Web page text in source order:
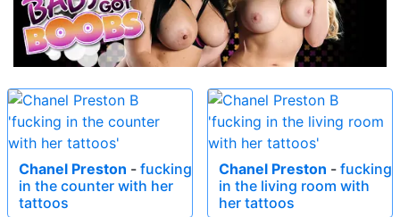
Chanel Preston - fucking
in the counter with her
tattoos
Chanel Preston - fucking
in the living room with
her tattoos